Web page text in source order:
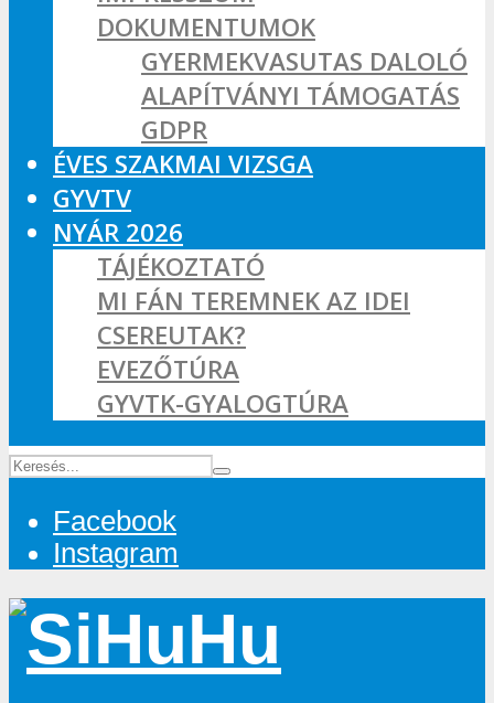
DOKUMENTUMOK
GYERMEKVASUTAS DALOLÓ
ALAPÍTVÁNYI TÁMOGATÁS
GDPR
ÉVES SZAKMAI VIZSGA
GYVTV
NYÁR 2026
TÁJÉKOZTATÓ
MI FÁN TEREMNEK AZ IDEI
CSEREUTAK?
EVEZŐTÚRA
GYVTK-GYALOGTÚRA
Facebook
Instagram